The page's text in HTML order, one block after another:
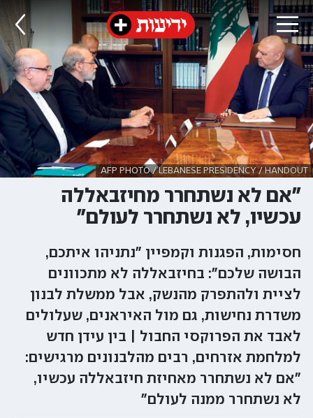
AFP PHOTO / LEBANESE PRESIDENCY / HANDOUT
"אם לא נשתחרר מחיזבאללה
עכשיו, לא נשתחרר לעולם"
חסימות, הפגנות וקמפיין "נתניהו איתכם,
הבושה שלכם": בחיזבאללה לא מתכוונים
לציית ולהתפרק מהנשק, אבל ממשלת לבנון
משדרת נחישות, גם מול האיראנים, שעלולים
לאבד את הפרוקסי החבול | בין עידן חדש
למלחמת אזרחים, רבים מהלבנונים מרגישים:
"אם לא נשתחרר מאחיזת חיזבאללה עכשיו,
לא נשתחרר ממנה לעולם"